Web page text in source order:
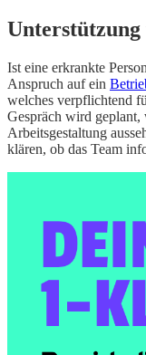
Ist eine erkrankte
Anspruch auf ein
welches verpflichtend
Gespräch wird geplant,
Arbeitsgestaltung
klären, ob das Team